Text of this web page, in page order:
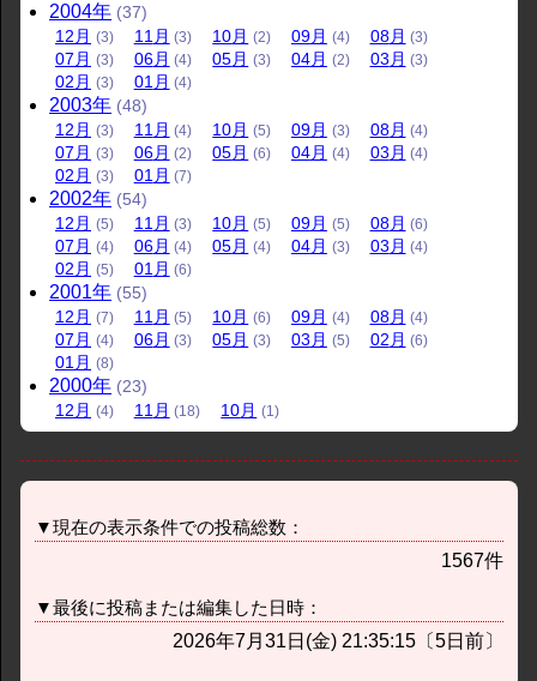
2004年 (37)
12月 (3) 11月 (3) 10月 (2) 09月 (4) 08月 (3)
07月 (3) 06月 (4) 05月 (3) 04月 (2) 03月 (3)
02月 (3) 01月 (4)
2003年 (48)
12月 (3) 11月 (4) 10月 (5) 09月 (3) 08月 (4)
07月 (3) 06月 (2) 05月 (6) 04月 (4) 03月 (4)
02月 (3) 01月 (7)
2002年 (54)
12月 (5) 11月 (3) 10月 (5) 09月 (5) 08月 (6)
07月 (4) 06月 (4) 05月 (4) 04月 (3) 03月 (4)
02月 (5) 01月 (6)
2001年 (55)
12月 (7) 11月 (5) 10月 (6) 09月 (4) 08月 (4)
07月 (4) 06月 (3) 05月 (3) 03月 (5) 02月 (6)
01月 (8)
2000年 (23)
12月 (4) 11月 (18) 10月 (1)
▼現在の表示条件での投稿総数：
1567件
▼最後に投稿または編集した日時：
2026年7月31日(金) 21:35:15〔5日前〕